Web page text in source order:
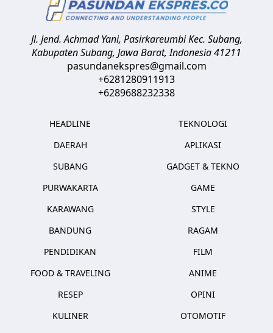
Jl. Jend. Achmad Yani, Pasirkareumbi Kec. Subang,
Kabupaten Subang, Jawa Barat,Indonesia41211
pasundanekspres@gmail.com
+6281280911913
+6289688232338
HEADLINE
DAERAH
SUBANG
PURWAKARTA
KARAWANG
BANDUNG
PENDIDIKAN
FOOD & TRAVELING
RESEP
KULINER
TEKNOLOGI
APLIKASI
GADGET & TEKNO
GAME
STYLE
RAGAM
FILM
ANIME
OPINI
OTOMOTIF